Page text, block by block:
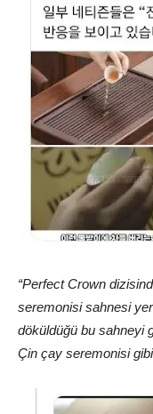
“Perfect Crown
seremonisi sahnesi
döküldüğü bu sahneyi
Çin çay seremonisi